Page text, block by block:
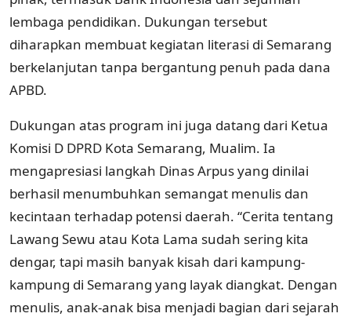
lembaga pendidikan. Dukungan tersebut
diharapkan membuat kegiatan literasi di Semarang
berkelanjutan tanpa bergantung penuh pada dana
APBD.
Dukungan atas program ini juga datang dari Ketua
Komisi D DPRD Kota Semarang, Mualim. Ia
mengapresiasi langkah Dinas Arpus yang dinilai
berhasil menumbuhkan semangat menulis dan
kecintaan terhadap potensi daerah. “Cerita tentang
Lawang Sewu atau Kota Lama sudah sering kita
dengar, tapi masih banyak kisah dari kampung-
kampung di Semarang yang layak diangkat. Dengan
menulis, anak-anak bisa menjadi bagian dari sejarah